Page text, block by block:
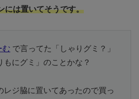
には置いてそうです。
む で言ってた「しゃりグミ？」
もにグミ」のことかな？
レジ脇に置いてあったので買っ